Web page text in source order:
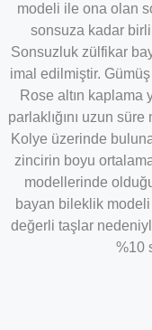
modeli ile ona olan
sonsuza kadar
Sonsuzluk zülfikar
imal edilmiştir. Gümüş
Rose altın kaplama
parlaklığını uzun
Kolye üzerinde
zincirin boyu
modellerinde
bayan bileklik
değerli taşlar
%10